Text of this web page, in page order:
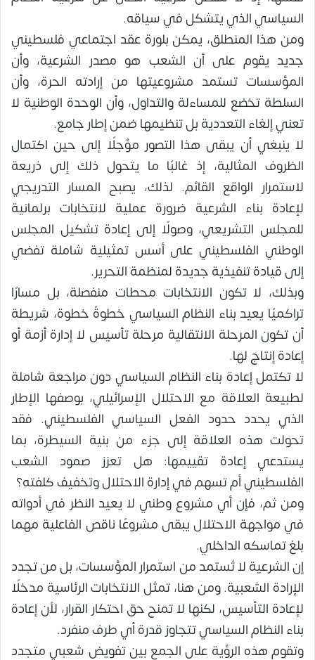
السياسي الذي يتشكل في سياقه.
ومن هذا المنطلق، يمكن بلورة عقد اجتماعي فلسطيني
جديد يقوم على أن الشعب هو مصدر الشرعية، وأن
المؤسسات تستمد مشروعيتها من إرادته الحرة، وأن
السلطة تخضع للمساءلة والتداول، وأن الوحدة الوطنية لا
تعني إلغاء التعددية بل تنظيمها ضمن إطار جامع.
لا ينبغي أن يبقى هذا التصور مؤجلًا إلى حين اكتمال
الظروف المثالية، إذ غالبًا ما يتحول ذلك إلى ذريعة
لاستمرار الواقع القائم. لذلك، يصبح المسار التدريجي
لإعادة بناء الشرعية ضرورة عملية لانتخابات برلمانية
للمجلس التشريعي، وصولًا إلى إعادة تشكيل المجلس
الوطني الفلسطيني على أسس تمثيلية شاملة تفضي
إلى قيادة تنفيذية جديدة لمنظمة التحرير.
وبذلك، لا تكون الانتخابات محطات منفصلة، بل مسارًا
تراكميًا يعيد بناء النظام السياسي خطوةً خطوة، شريطة
أن تكون المرحلة الانتقالية مرحلة تأسيس لا إدارة أزمة أو
إعادة إنتاج لها.
لا تكتمل إعادة بناء النظام السياسي دون مراجعة شاملة
لطبيعة العلاقة مع الاحتلال الإسرائيلي، بوصفها الإطار
الذي يحدد حدود الفعل السياسي الفلسطيني. فقد
تحولت هذه العلاقة إلى جزء من بنية السيطرة، بما
يستدعي إعادة تقييمها: هل تعزز صمود الشعب
الفلسطيني أم تسهم في إدارة الاحتلال وتخفيف كلفته؟
ومن ثم، فإن أي مشروع وطني لا يعيد النظر في أدواته
في مواجهة الاحتلال يبقى مشروعًا ناقص الفاعلية مهما
بلغ تماسكه الداخلي.
إن الشرعية لا تُستمد من استمرار المؤسسات، بل من تجدد
الإرادة الشعبية. ومن هنا، تمثل الانتخابات الرئاسية مدخلًا
لإعادة التأسيس، لكنها لا تمنح حق احتكار القرار، لأن إعادة
بناء النظام السياسي تتجاوز قدرة أي طرف منفرد.
وتقوم هذه الرؤية على الجمع بين تفويض شعبي متجدد